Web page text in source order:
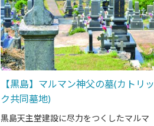
【黒島】マルマン神父の墓(カトリッ
ク共同墓地)
黒島天主堂建設に尽力をつくしたマルマ